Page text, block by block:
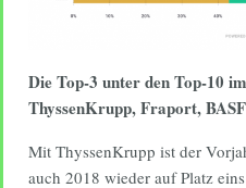
Die Top-3 unter den Top-10
ThyssenKrupp, Fraport, BASF
Mit ThyssenKrupp ist der
auch 2018 wieder auf Platz